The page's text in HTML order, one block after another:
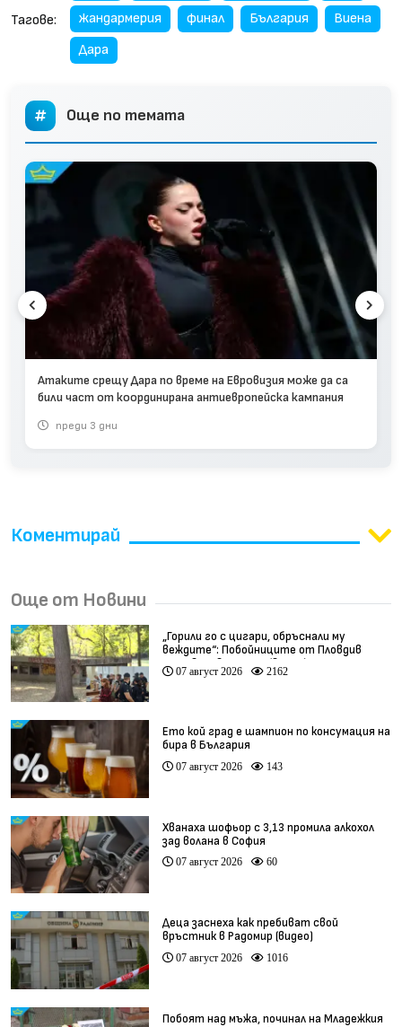
Тагове: жандармерия финал България
Виена
Дара
Още по темата
Атаките срещу Дара по време на Евровизия може да са
били част от координирана антиевропейска кампания
преди 3 дни
Коментирай
Още от Новини
„Горили го с цигари, обръснали му
веждите“: Побойниците от Пловдив
остават в ареста (видео)
07 август 2026 2162
Ето кой град е шампион по консумация на
бира в България
07 август 2026 143
Хванаха шофьор с 3,13 промила алкохол
зад волана в София
07 август 2026 60
Деца заснеха как пребиват свой
връстник в Радомир (видео)
07 август 2026 1016
Побоят над мъжа, починал на Младежкия